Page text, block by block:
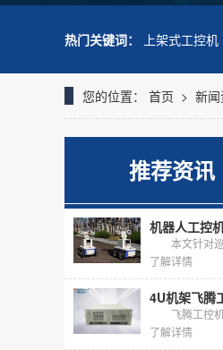
热门关键词： 上架式工控机
您的位置： 首页 > 新
推荐资讯
了解详情
了解详情